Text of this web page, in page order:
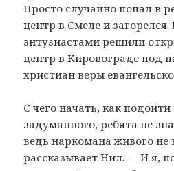
Просто случайно попал в
центр в Смеле и
энтузиастами решили
центр в Кировограде под
христиан веры
С чего начать, как
задуманного, ребята не
ведь наркомана живого
рассказывает Нил. — И я,